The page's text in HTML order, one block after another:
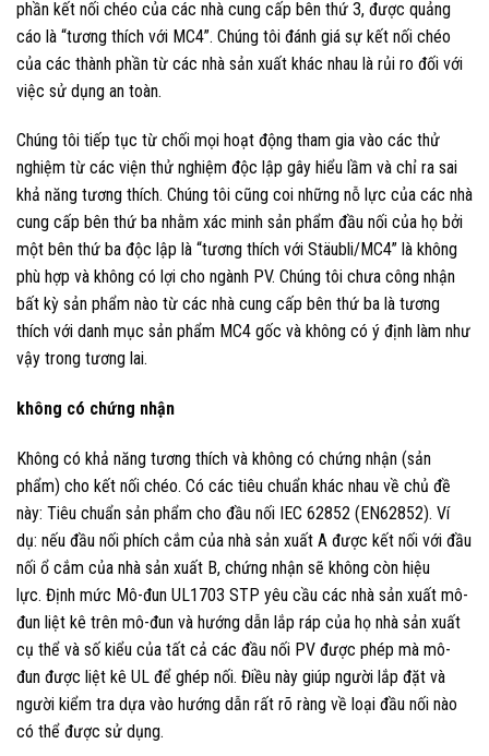
phần kết nối chéo của các nhà cung cấp bên thứ 3, được quảng
cáo là “tương thích với MC4”. Chúng tôi đánh giá sự kết nối chéo
của các thành phần từ các nhà sản xuất khác nhau là rủi ro đối với
việc sử dụng an toàn.
Chúng tôi tiếp tục từ chối mọi hoạt động tham gia vào các thử
nghiệm từ các viện thử nghiệm độc lập gây hiểu lầm và chỉ ra sai
khả năng tương thích. Chúng tôi cũng coi những nỗ lực của các nhà
cung cấp bên thứ ba nhằm xác minh sản phẩm đầu nối của họ bởi
một bên thứ ba độc lập là “tương thích với Stäubli/MC4” là không
phù hợp và không có lợi cho ngành PV. Chúng tôi chưa công nhận
bất kỳ sản phẩm nào từ các nhà cung cấp bên thứ ba là tương
thích với danh mục sản phẩm MC4 gốc và không có ý định làm như
vậy trong tương lai.
không có chứng nhận
Không có khả năng tương thích và không có chứng nhận (sản
phẩm) cho kết nối chéo. Có các tiêu chuẩn khác nhau về chủ đề
này: Tiêu chuẩn sản phẩm cho đầu nối IEC 62852 (EN62852). Ví
dụ: nếu đầu nối phích cắm của nhà sản xuất A được kết nối với đầu
nối ổ cắm của nhà sản xuất B, chứng nhận sẽ không còn hiệu
lực. Định mức Mô-đun UL1703 STP yêu cầu các nhà sản xuất mô-
đun liệt kê trên mô-đun và hướng dẫn lắp ráp của họ nhà sản xuất
cụ thể và số kiểu của tất cả các đầu nối PV được phép mà mô-
đun được liệt kê UL để ghép nối. Điều này giúp người lắp đặt và
người kiểm tra dựa vào hướng dẫn rất rõ ràng về loại đầu nối nào
có thể được sử dụng.